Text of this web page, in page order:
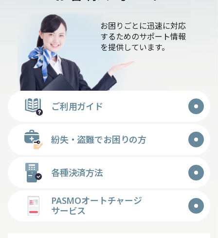
お困りごとに迅速に対応
するためのサポート情報
を提供しています。
ご利用ガイド
紛失・盗難でお困りの方
各種決済方法
PASMOオートチャージ
サービス